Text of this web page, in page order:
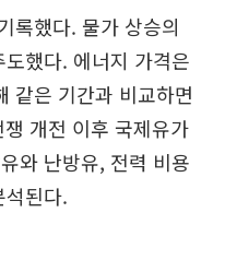
록했다. 물가 상승의
했다. 에너지 가격은
같은 기간과 비교하면
개전 이후 국제유가
와 난방유, 전력 비용
된다.